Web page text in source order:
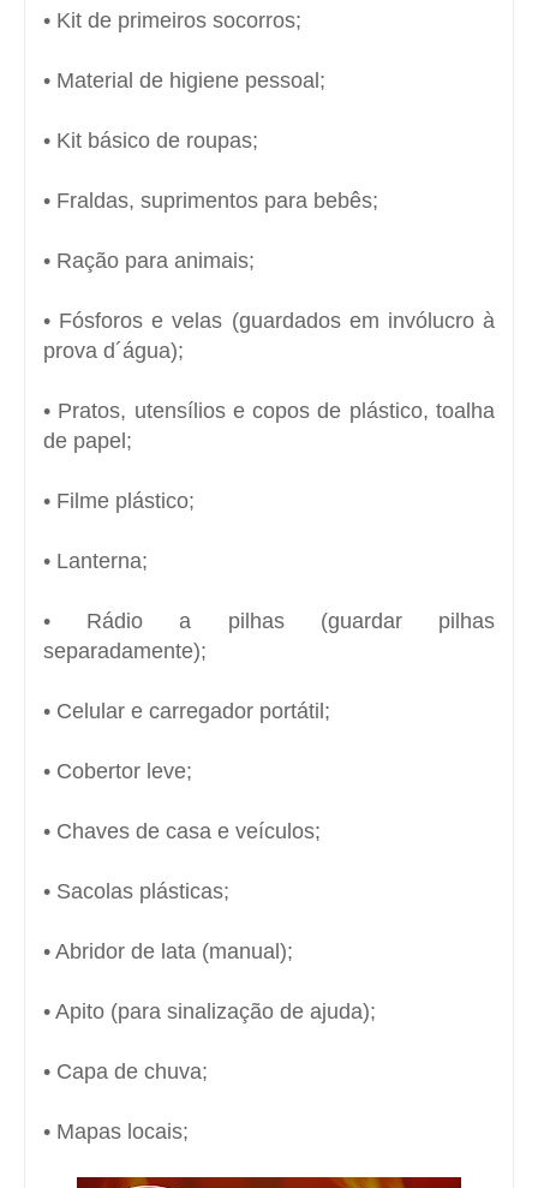
• Kit de primeiros socorros;
• Material de higiene pessoal;
• Kit básico de roupas;
• Fraldas, suprimentos para bebês;
• Ração para animais;
• Fósforos e velas (guardados em invólucro à
prova d´água);
• Pratos, utensílios e copos de plástico, toalha
de papel;
• Filme plástico;
• Lanterna;
• Rádio a pilhas (guardar pilhas
separadamente);
• Celular e carregador portátil;
• Cobertor leve;
• Chaves de casa e veículos;
• Sacolas plásticas;
• Abridor de lata (manual);
• Apito (para sinalização de ajuda);
• Capa de chuva;
• Mapas locais;